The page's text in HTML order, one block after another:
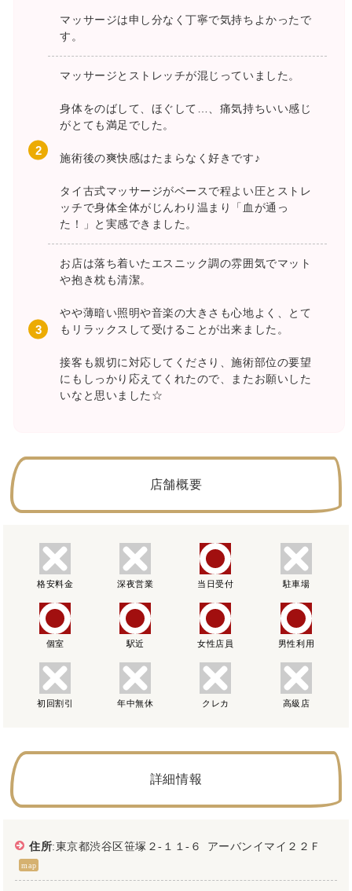
マッサージは申し分なく丁寧で気持ちよかったで
す。
マッサージとストレッチが混じっていました。
身体をのばして、ほぐして…、痛気持ちいい感じ
がとても満足でした。
施術後の爽快感はたまらなく好きです♪
タイ古式マッサージがベースで程よい圧とストレ
ッチで身体全体がじんわり温まり「血が通っ
た！」と実感できました。
お店は落ち着いたエスニック調の雰囲気でマット
や抱き枕も清潔。
やや薄暗い照明や音楽の大きさも心地よく、とて
もリラックスして受けることが出来ました。
接客も親切に対応してくださり、施術部位の要望
にもしっかり応えてくれたので、またお願いした
いなと思いました☆
店舗概要
格安料金 深夜営業 当日受付 駐車場
個室 駅近 女性店員 男性利用
初回割引 年中無休 クレカ 高級店
詳細情報
住所:東京都渋谷区笹塚２-１１-６ アーバンイマイ２２Ｆ
map